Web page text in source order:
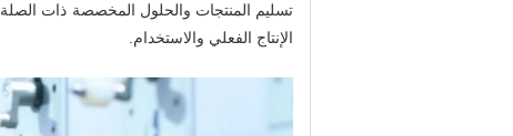
تسليم المنتجات والحلول المخصصة ذات الصلة
الإنتاج الفعلي والاستخدام.